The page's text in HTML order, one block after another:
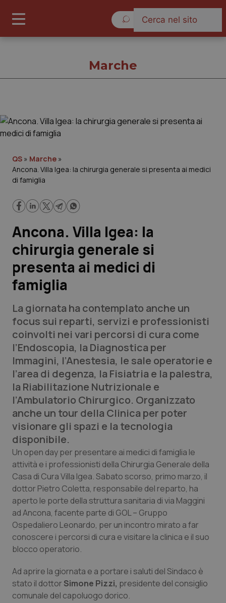
Governo e Parlamento
Regioni e Asl
Lavoro e Professioni
Scienza e Farmaci
Studi e Analisi
Lettere al direttore
Edizioni Regionali
QS Pro
Professionisti Sanitari.AI
Abruzzo
Basilicata
Calabria
Campania
Emilia-Romagna
Friuli Venezia Giulia
Liguria
QS Pro Gold
Artrite & artrosi
Asma & BPCO
Car-T
Colesterolo & coronaropatie
Dermatite Atopica
Disturbi dell’umore
QS Club Newsletter
Marche
QS » Marche »
Ancona. Villa Igea: la chirurgia generale si presenta ai medici
di famiglia
Ancona. Villa Igea: la
chirurgia generale si
presenta ai medici di
famiglia
La giornata ha contemplato anche un
focus sui reparti, servizi e professionisti
coinvolti nei vari percorsi di cura come
l’Endoscopia, la Diagnostica per
Immagini, l’Anestesia, le sale operatorie e
l’area di degenza, la Fisiatria e la palestra,
la Riabilitazione Nutrizionale e
l’Ambulatorio Chirurgico. Organizzato
anche un tour della Clinica per poter
visionare gli spazi e la tecnologia
disponibile.
Un open day per presentare ai medici di famiglia le
attività e i professionisti della Chirurgia Generale della
Casa di Cura Villa Igea. Sabato scorso, primo marzo, il
dottor Pietro Coletta, responsabile del reparto, ha
aperto le porte della struttura sanitaria di via Maggini
ad Ancona, facente parte di GOL – Gruppo
Ospedaliero Leonardo, per un incontro mirato a far
conoscere i percorsi di cura e visitare la clinica e il suo
blocco operatorio.
Ad aprire la giornata e a portare i saluti del Sindaco è
stato il dottor Simone Pizzi, presidente del consiglio
comunale del capoluogo dorico.